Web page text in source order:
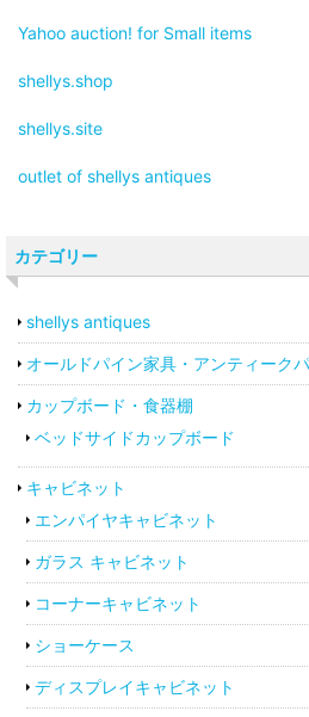
Yahoo auction! for Small items
shellys.shop
shellys.site
outlet of shellys antiques
カテゴリー
shellys antiques
オールドパイン家具・アンティーク
カップボード・食器棚
ベッドサイドカップボード
キャビネット
エンパイヤキャビネット
ガラス キャビネット
コーナーキャビネット
ショーケース
ディスプレイキャビネット